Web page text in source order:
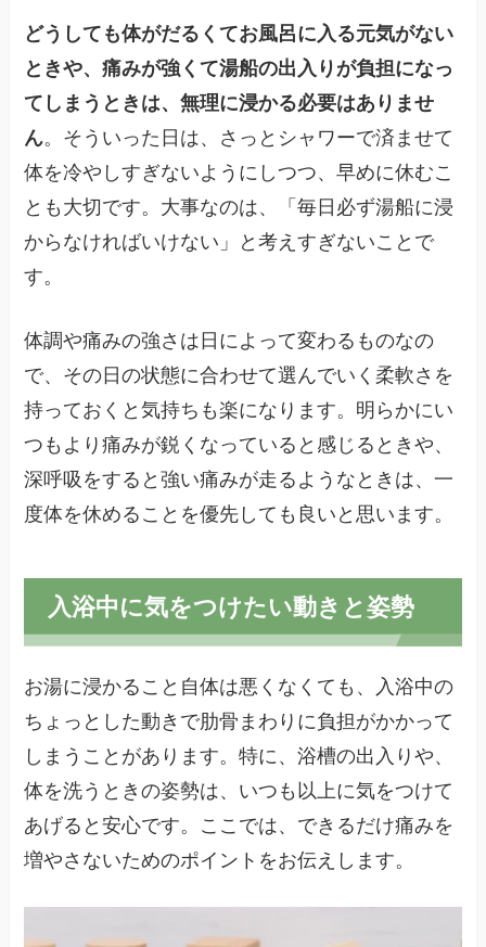
どうしても体がだるくてお風呂に入る元気がない
ときや、痛みが強くて湯船の出入りが負担になっ
てしまうときは、無理に浸かる必要はありませ
ん。そういった日は、さっとシャワーで済ませて
体を冷やしすぎないようにしつつ、早めに休むこ
とも大切です。大事なのは、「毎日必ず湯船に浸
からなければいけない」と考えすぎないことで
す。
体調や痛みの強さは日によって変わるものなの
で、その日の状態に合わせて選んでいく柔軟さを
持っておくと気持ちも楽になります。明らかにい
つもより痛みが鋭くなっていると感じるときや、
深呼吸をすると強い痛みが走るようなときは、一
度体を休めることを優先しても良いと思います。
入浴中に気をつけたい動きと姿勢
お湯に浸かること自体は悪くなくても、入浴中の
ちょっとした動きで肋骨まわりに負担がかかって
しまうことがあります。特に、浴槽の出入りや、
体を洗うときの姿勢は、いつも以上に気をつけて
あげると安心です。ここでは、できるだけ痛みを
増やさないためのポイントをお伝えします。